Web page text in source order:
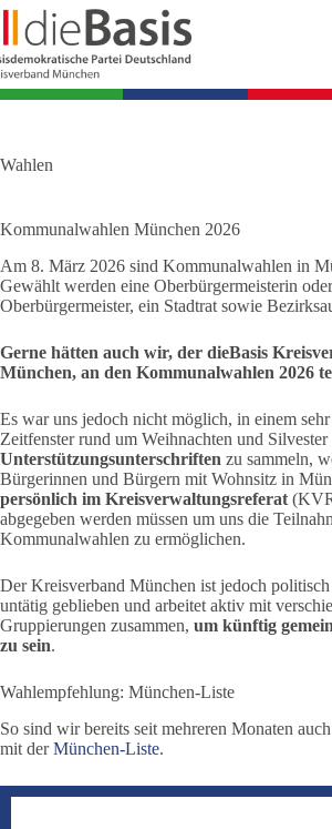
Zum
Inhalt
springen
Wahlen
Kommunalwahlen München 2026
Am 8. März 2026 sind Kommunalwahlen in
Gewählt werden eine Oberbürgermeisterin
Oberbürgermeister, ein Stadtrat sowie
Gerne hätten auch wir, der dieBasis
München, an den Kommunalwahlen 2026
Es war uns jedoch nicht möglich, in einem
Zeitfenster rund um Weihnachten und Silvester
Unterstützungsunterschriften zu sammeln,
Bürgerinnen und Bürgern mit Wohnsitz in
persönlich im Kreisverwaltungsreferat
abgegeben werden müssen um uns die
Kommunalwahlen zu ermöglichen.
Der Kreisverband München ist jedoch
untätig geblieben und arbeitet aktiv mit
Gruppierungen zusammen, um künftig
zu sein.
Wahlempfehlung: München-Liste
So sind wir bereits seit mehreren Monaten
mit derMünchen-Liste.